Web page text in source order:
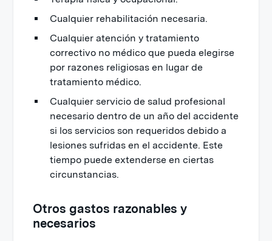
Cualquier rehabilitación necesaria.
Cualquier atención y tratamiento
correctivo no médico que pueda elegirse
por razones religiosas en lugar de
tratamiento médico.
Cualquier servicio de salud profesional
necesario dentro de un año del accidente
si los servicios son requeridos debido a
lesiones sufridas en el accidente. Este
tiempo puede extenderse en ciertas
circunstancias.
Otros gastos razonables y
necesarios